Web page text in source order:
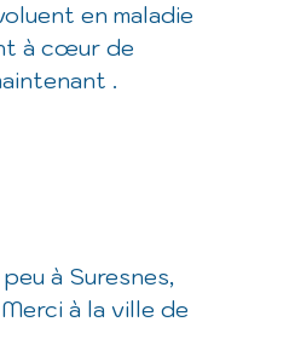
en maladie
à cœur de
.
à Suresnes,
à la ville de